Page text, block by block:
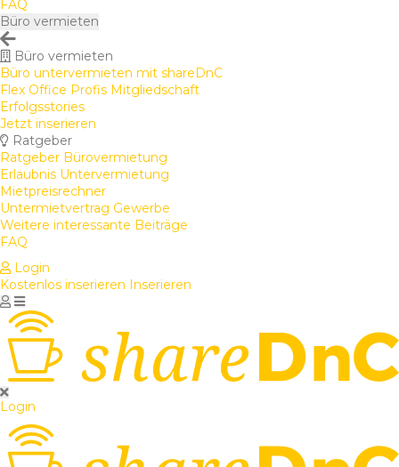
FAQ
Büro vermieten
Büro vermieten
Büro untervermieten mit shareDnC
Flex Office Profis Mitgliedschaft
Erfolgsstories
Jetzt inserieren
Ratgeber
Ratgeber Bürovermietung
Erlaubnis Untervermietung
Mietpreisrechner
Untermietvertrag Gewerbe
Weitere interessante Beiträge
FAQ
Login
Kostenlos inserieren Inserieren
Login